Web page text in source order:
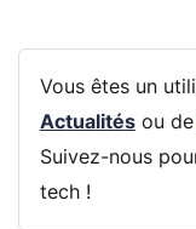
Vous êtes un
Actualitésou de
Suivez-nous
tech !